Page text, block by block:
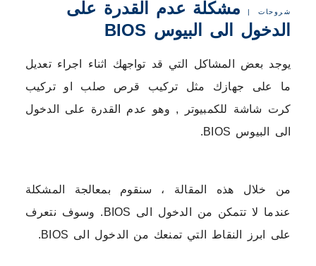
شروحات
مشكلة عدم القدرة على
الدخول الى البيوس BIOS
يوجد بعض المشاكل التي قد تواجهك اثناء اجراء تعديل
ما على جهازك مثل تركيب قرص صلب او تركيب
كرت شاشة للكمبيوتر , وهو عدم القدرة على الدخول
الى البيوس BIOS.
من خلال هذه المقالة ، سنقوم بمعالجة المشكلة
عندما لا تتمكن من الدخول الى BIOS. وسوف نتعرف
على ابرز النقاط التي تمنعك من الدخول الى BIOS.